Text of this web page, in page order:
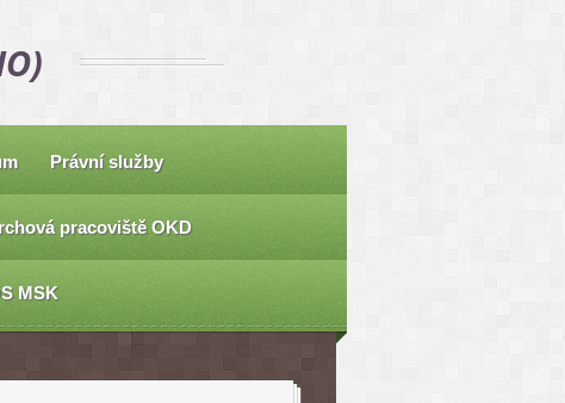
Právní služby
pracoviště OKD
MSK